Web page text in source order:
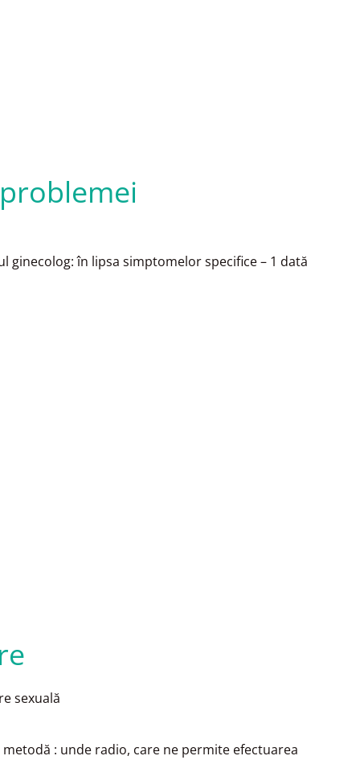
ginecolog: în lipsa simptomelor specifice – 1 dată
sexuală
: unde radio, care ne permite efectuarea